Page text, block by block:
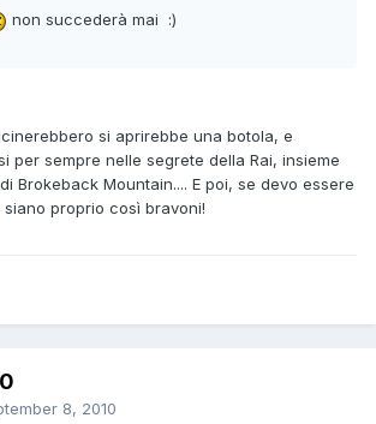
non succederà mai :)
si aprirebbe una botola, e
per sempre nelle segrete della Rai, insieme
Brokeback Mountain.... E poi, se devo essere
proprio così bravoni!
8, 2010